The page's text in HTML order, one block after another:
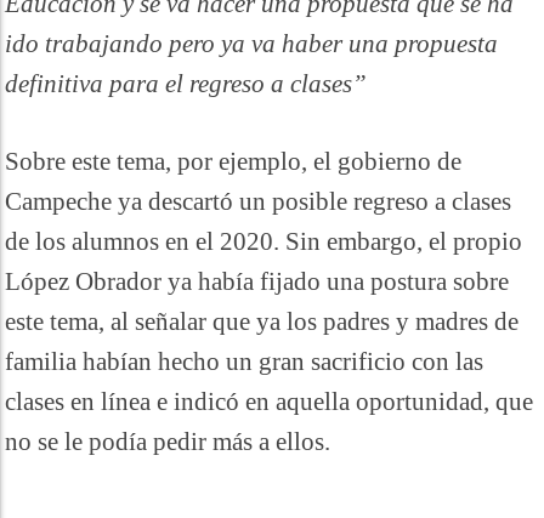
ido trabajando pero ya va haber una propuesta
definitiva para el regreso a clases”
Sobre este tema, por ejemplo, el gobierno de
Campeche ya descartó un posible regreso a clases
de los alumnos en el 2020. Sin embargo, el propio
López Obrador ya había fijado una postura sobre
este tema, al señalar que ya los padres y madres de
familia habían hecho un gran sacrificio con las
clases en línea e indicó en aquella oportunidad, que
no se le podía pedir más a ellos.